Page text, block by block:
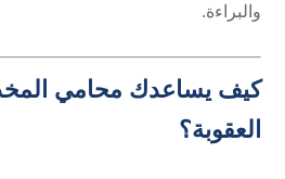
والبراءة.
كيف يساعدك محامي
العقوبة؟